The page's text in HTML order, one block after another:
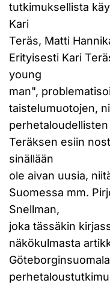
tutkimuksellista
Kari
Teräs, Matti
Erityisesti Kari
young
man",
taistelumuotojen,
Teräksen esiin
sinällään
ole aivan uusia,
Suomessa mm.
Snellman,
joka tässäkin
näkökulmasta